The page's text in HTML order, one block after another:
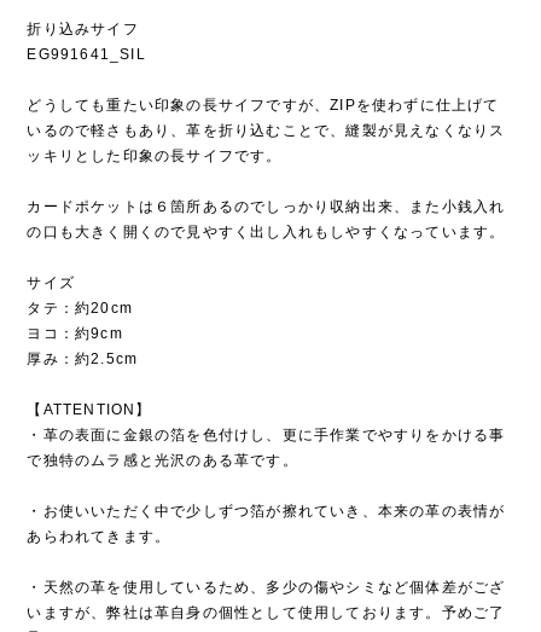
折り込みサイフ
EG991641_SIL
どうしても重たい印象の長サイフですが、ZIPを使わずに仕上げて
いるので軽さもあり、革を折り込むことで、縫製が見えなくなりス
ッキリとした印象の長サイフです。
カードポケットは６箇所あるのでしっかり収納出来、また小銭入れ
の口も大きく開くので見やすく出し入れもしやすくなっています。
サイズ
タテ：約20cm
ヨコ：約9cm
厚み：約2.5cm
【ATTENTION】
・革の表面に金銀の箔を色付けし、更に手作業でやすりをかける事
で独特のムラ感と光沢のある革です。
・お使いいただく中で少しずつ箔が擦れていき、本来の革の表情が
あらわれてきます。
・天然の革を使用しているため、多少の傷やシミなど個体差がござ
いますが、弊社は革自身の個性として使用しております。予めご了